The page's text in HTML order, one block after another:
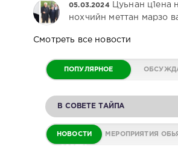
05.03.2024
Цуьнан ц1ена
нохчийн меттан марзо
Смотреть все новости
ПОПУЛЯРНОЕ
В СОВЕТЕ ТАЙПА
НОВОСТИ МЕРОПРИЯТИЯ